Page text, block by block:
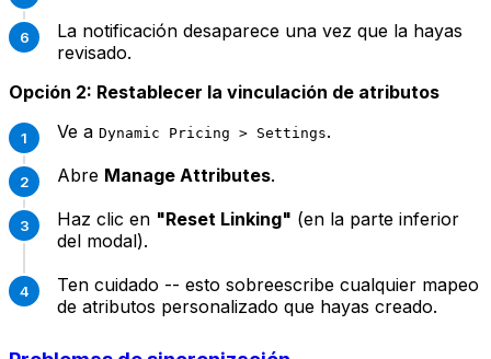
La notificación desaparece una vez que la hayas
revisado.
Opción 2: Restablecer la vinculación de atributos
Ve a Dynamic Pricing > Settings.
Abre Manage Attributes.
Haz clic en "Reset Linking" (en la parte inferior
del modal).
Ten cuidado -- esto sobreescribe cualquier mapeo
de atributos personalizado que hayas creado.